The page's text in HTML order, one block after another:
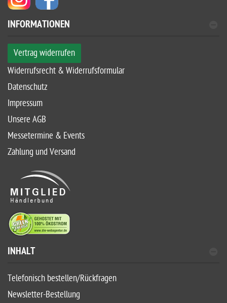
INFORMATIONEN
Vertrag widerrufen
Widerrufsrecht & Widerrufsformular
Datenschutz
Impressum
Unsere AGB
Messetermine & Events
Zahlung und Versand
INHALT
Telefonisch bestellen/Rückfragen
Newsletter-Bestellung